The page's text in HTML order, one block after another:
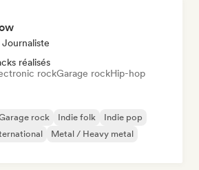
réalisés
rockGarage rockHip-hop
rock Indie folk
Indie pop
Metal / Heavy metal